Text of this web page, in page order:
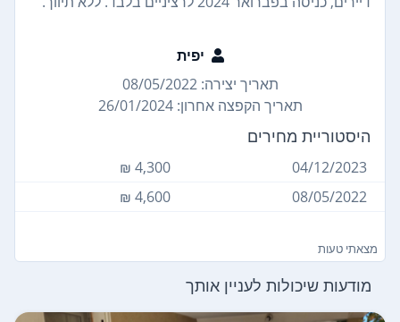
יפית
תאריך יצירה: 08/05/2022
תאריך הקפצה אחרון: 26/01/2024
היסטוריית מחירים
04/12/2023
4,300 ₪
08/05/2022
4,600 ₪
מצאתי טעות
מודעות שיכולות לעניין אותך